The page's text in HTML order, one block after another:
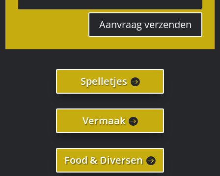
Aanvraag verzenden
Spelletjes
Vermaak
Food & Diversen